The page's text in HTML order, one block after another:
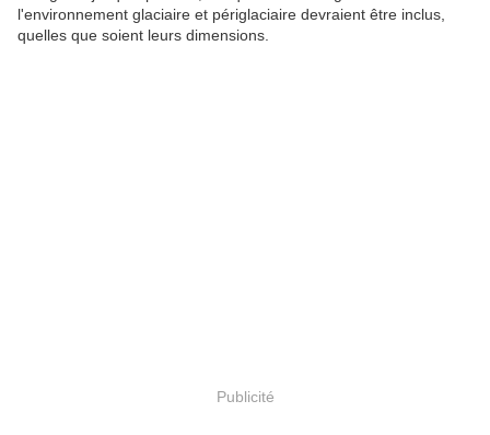
l'environnement glaciaire et périglaciaire devraient être inclus,
quelles que soient leurs dimensions.
Publicité